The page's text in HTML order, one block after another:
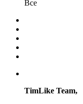
Все
TimLike Team,